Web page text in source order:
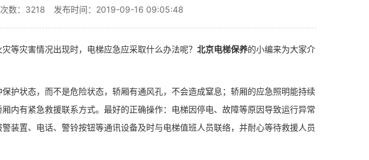
数：3218 发布时间：2019-09-16 09:05:48
灾害情况出现时，电梯应急应采取什么办法呢？ 北京电梯保养的小编来为大家介
护状态，而不是危险状态，轿厢有通风孔，不会造成窒息；轿厢的应急照明能持续
内有紧急救援联系方式。最好的正确操作：电梯因停电、故障等原因导致运行异常
装置、电话、警铃按钮等通讯设备及时与电梯值班人员联络，并耐心等待救援人员